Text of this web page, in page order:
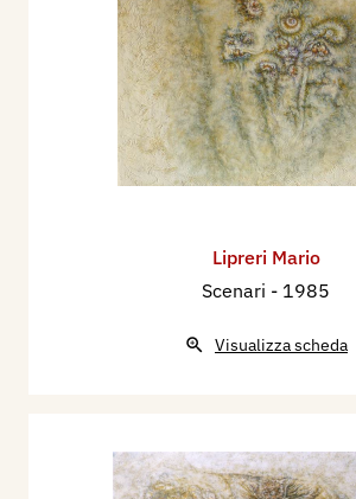
Lipreri Mario
Scenari - 1985
Visualizza scheda